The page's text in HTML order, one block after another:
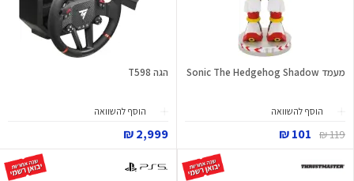
מעמד Sonic The Hedgehog Shadow
הוסף להשוואה
119 ₪
101 ₪
הגה T598
הוסף להשוואה
2,999 ₪